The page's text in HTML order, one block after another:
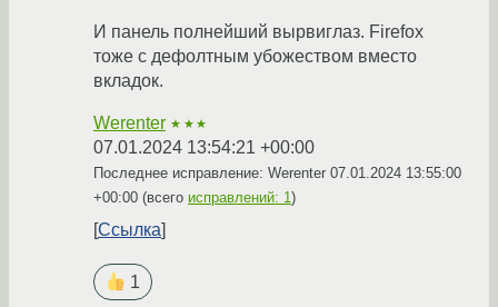
И панель полнейший вырвиглаз. Firefox
тоже с дефолтным убожеством вместо
вкладок.
Werenter ★★★
07.01.2024 13:54:21 +00:00
Последнее исправление: Werenter 07.01.2024 13:55:00
+00:00 (всего исправлений: 1 )
Ссылка
1